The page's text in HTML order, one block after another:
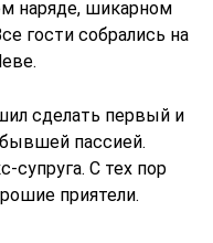
наряде, шикарном
гости собрались на
сделать первый и
пассией.
супруга. С тех пор
приятели.